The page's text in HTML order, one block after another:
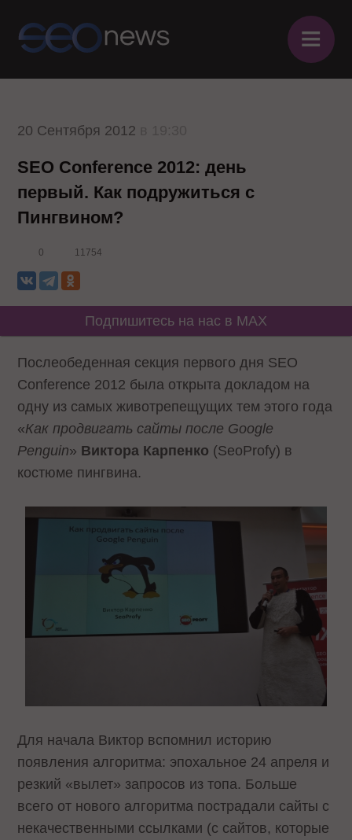
≡
20 Сентября 2012
SEO Conference 2012: день
первый. Как подружиться с
Пингвином?
0 11754
Подпишитесь на нас в MAX
Послеобеденная секция первого дня SEO
Conference 2012 была открыта докладом на
одну из самых животрепещущих тем этого года
«Как продвигать сайты после Google
Penguin» Виктора Карпенко (SeoProfy) в
костюме пингвина.
Для начала Виктор вспомнил историю
появления алгоритма: эпохальное 24 апреля и
резкий «вылет» запросов из топа. Больше
всего от нового алгоритма пострадали сайты с
некачественными ссылками (с сайтов, которые